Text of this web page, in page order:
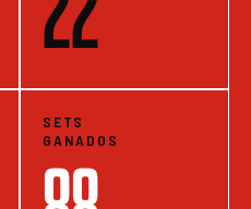
SETS
GANADOS